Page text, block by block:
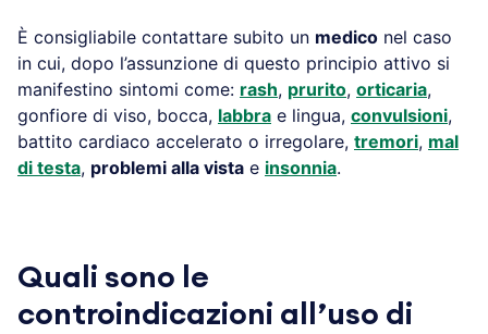
È consigliabile contattare subito un medico nel caso
in cui, dopo l’assunzione di questo principio attivo si
manifestino sintomi come: rash, prurito, orticaria,
gonfiore di viso, bocca, labbra e lingua, convulsioni,
battito cardiaco accelerato o irregolare, tremori, mal
di testa, problemi alla vista e insonnia.
Quali sono le
controindicazioni all’uso di